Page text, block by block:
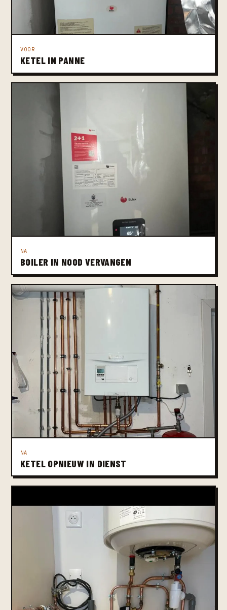
VOOR
KETEL IN PANNE
NA
BOILER IN NOOD VERVANGEN
NA
KETEL OPNIEUW IN DIENST